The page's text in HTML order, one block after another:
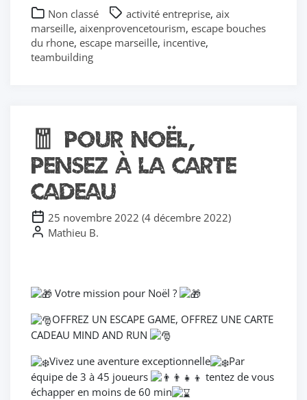
Non classé activité entreprise, aix
marseille, aixenprovencetourism, escape bouches
du rhone, escape marseille, incentive,
teambuilding
🧧 Pour Noël,
pensez à la carte
cadeau
25 novembre 2022 (4 décembre 2022)
Mathieu B.
Votre mission pour Noël ?
OFFREZ UN ESCAPE GAME, OFFREZ UNE CARTE
CADEAU MIND AND RUN
Vivez une aventure exceptionnelle
Par
équipe de 3 à 45 joueurs
tentez de vous
échapper en moins de 60 min